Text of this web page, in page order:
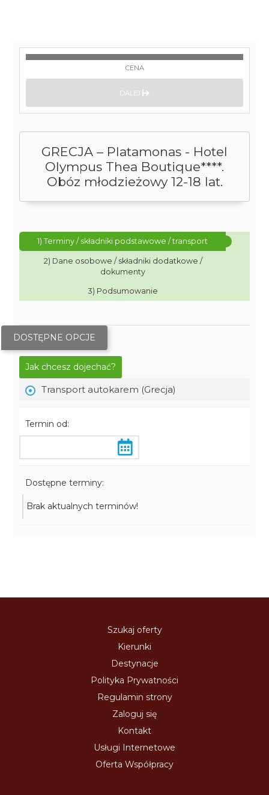
GRECJA – Platamonas - Hotel
Olympus Thea Boutique****.
Obóz młodzieżowy 12-18 lat.
1) Terminy / składniki podstawowe / transport
2) Dane osobowe / składniki dodatkowe /
dokumenty
3) Podsumowanie
DOSTĘPNE OPCJE
Jak chcesz dojechać?
Transport autokarem (Grecja)
Termin od:
Dostępne terminy:
Brak aktualnych terminów!
CENA
DALEJ
Szukaj oferty
Kierunki
Destynacje
Polityka Prywatności
Regulamin strony
Zaloguj się
Kontakt
Usługi Internetowe
Oferta Współpracy